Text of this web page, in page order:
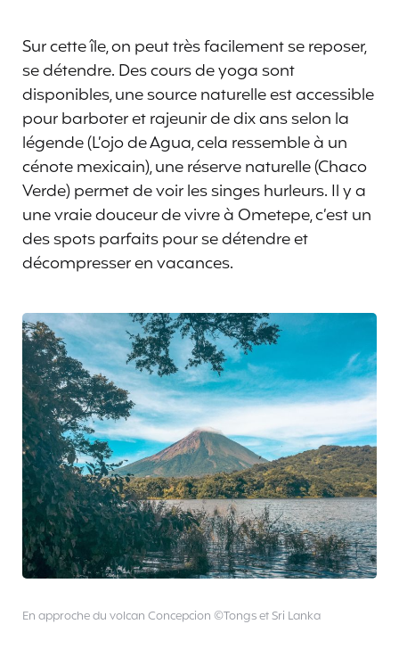
Sur cette île, on peut très facilement se reposer,
se détendre. Des cours de yoga sont
disponibles, une source naturelle est accessible
pour barboter et rajeunir de dix ans selon la
légende (L’ojo de Agua, cela ressemble à un
cénote mexicain), une réserve naturelle (Chaco
Verde) permet de voir les singes hurleurs. Il y a
une vraie douceur de vivre à Ometepe, c’est un
des spots parfaits pour se détendre et
décompresser en vacances.
En approche du volcan Concepcion ©Tongs et Sri Lanka